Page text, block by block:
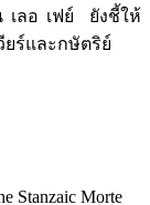
ลอ เฟย์ ยังชี้ให้
ยร์และกษัตริย์
Stanzaic Morte